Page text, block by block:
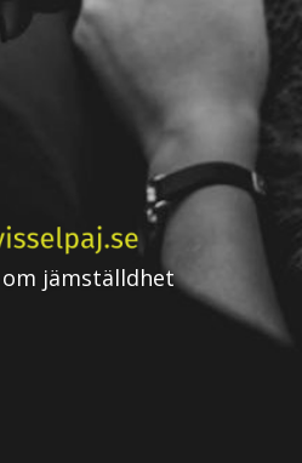
jämställdhet